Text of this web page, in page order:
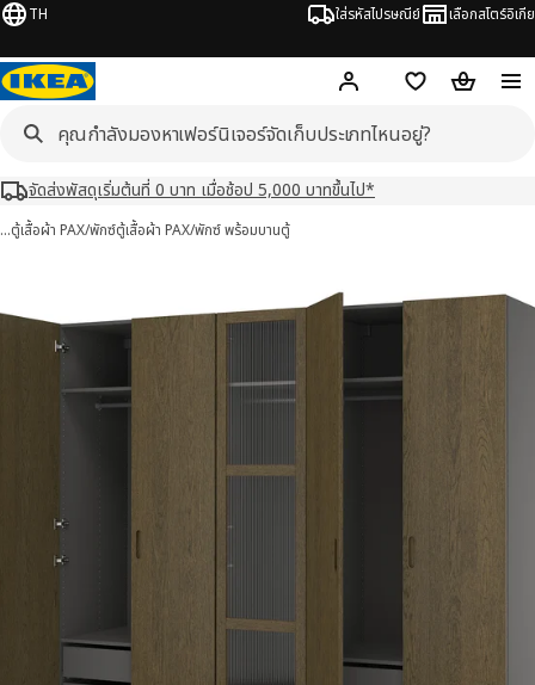
TH ใส่รหัสไปรษณีย์ เลือกสโตร์อิเกีย
Hej! เข้าสู่ระบบ หรือ ลงทะเ
ช้อปปิ้งลิสต์ตะกร้าสินค้
จัดส่งพัสดุเริ่มต้นที่ 0 บาท เมื่อช้อป 5,000 บาทขึ้นไป*
…ตู้เสื้อผ้า PAX/พักซ์ตู้เสื้อผ้า PAX/พักซ์ พร้อมบานตู้